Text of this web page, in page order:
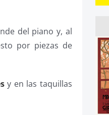
del piano y, al
por piezas de
y en las taquillas